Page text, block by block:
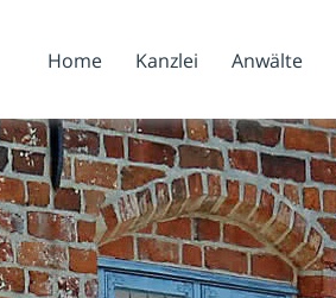
Home Kanzlei Anwälte